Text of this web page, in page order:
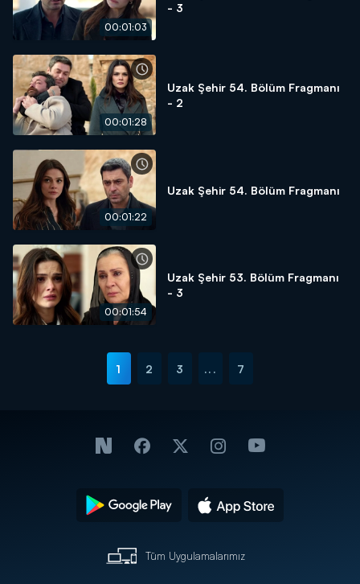
00:01:03
- 3
00:01:28
Uzak Şehir 54. Bölüm Fragmanı
- 2
00:01:22
Uzak Şehir 54. Bölüm Fragmanı
00:01:54
Uzak Şehir 53. Bölüm Fragmanı
- 3
1 2 3 ... 7
Tüm Uygulamalarımız